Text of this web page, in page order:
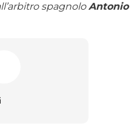
spagnoloAntonio